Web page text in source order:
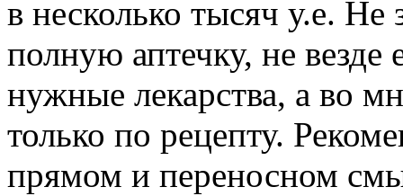
в несколько тысяч у.е. Не
полную аптечку, не везде
нужные лекарства, а во
только по рецепту.
прямом и переносном